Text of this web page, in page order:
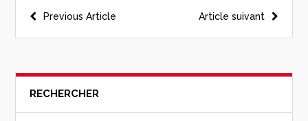
Article suivant
Previous Article
RECHERCHER